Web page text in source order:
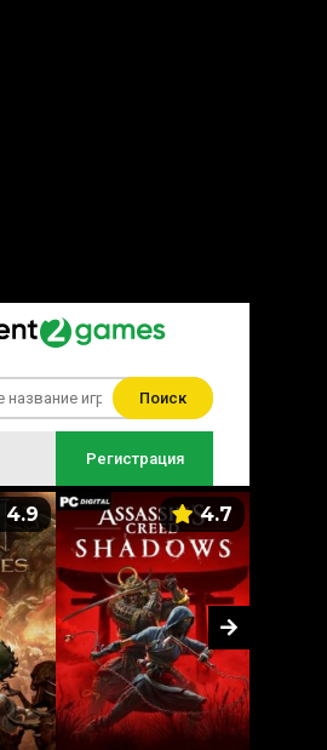
Поиск
Регистрация
4.9 4.7